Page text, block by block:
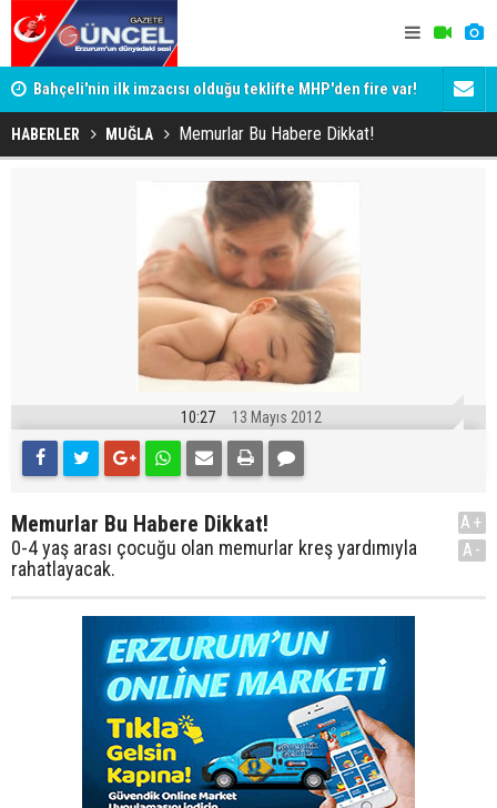
Bahçeli'nin ilk imzacısı olduğu teklifte MHP'den fire var!
İşte imzalamayan o isim
Siyaset-
HABERLER MUĞLA Memurlar Bu Habere Dikkat!
10:27 13 Mayıs 2012
Memurlar Bu Habere Dikkat!
0-4 yaş arası çocuğu olan memurlar kreş yardımıyla
rahatlayacak.
A+
A-